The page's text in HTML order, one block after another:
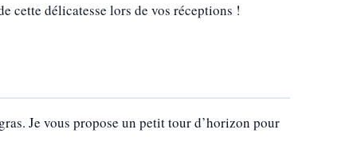
cette délicatesse lors de vos réceptions !
Je vous propose un petit tour d’horizon pour